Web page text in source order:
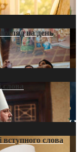
на день
слова
вступного слова